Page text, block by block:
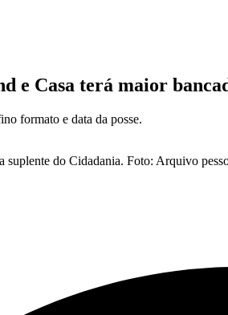
e Casa terá maior
formato e data da posse.
suplente do Cidadania. Foto: Arquivo